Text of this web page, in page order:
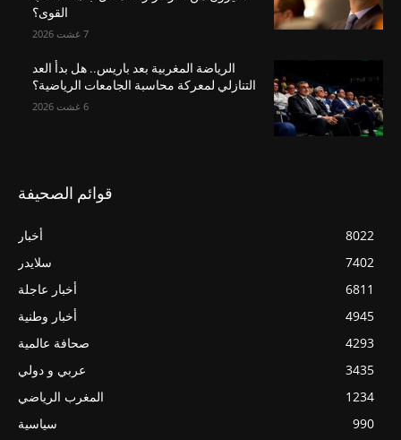
القوى؟
7 غشت 2026
الرياضة المغربية بعد باريس.. هل بدأ العد
التنازلي لمعركة محاسبة الجامعات الرياضية؟
6 غشت 2026
قوائم الصحيفة
أخبار
8022
سلايدر
7402
أخبار عاجلة
6811
أخبار وطنية
4945
صحافة عالمية
4293
عربي و دولي
3435
المغرب الرياضي
1234
سياسية
990